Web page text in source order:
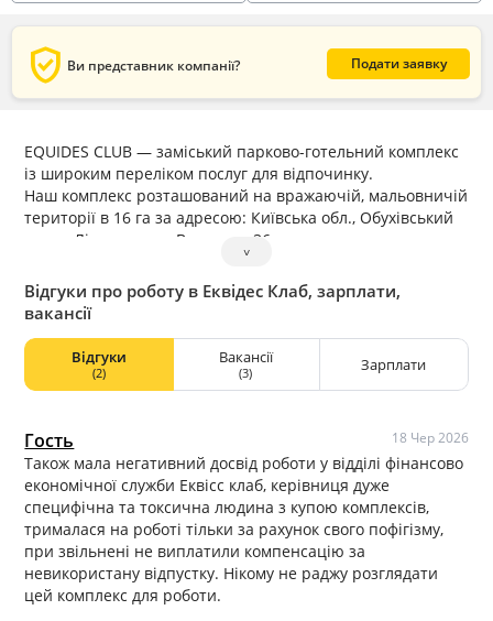
verified_user Ви представник компанії? Подати заявку
EQUIDES CLUB — заміський парково-готельний комплекс
із широким переліком послуг для відпочинку.
Наш комплекс розташований на вражаючій, мальовничій
території в 16 га за адресою: Київська обл., Обухівський
р-н, с. Лісники, вул. Вишнева, 36.
Така територія дає можливість сховатися від галасливого
мегаполісу і щодня наповнюватися силою природи.
Діяльність нашого комплексу охоплює кілька напрямків
(5 зірок) і Riders (3 зірки), Wellness центр із широким
спектром СПА-послуг, дві тренажерні зали, критий і
відкритий басейни, послуги конференц-холу для
верхової їзди, стрілецький клуб і гольф-центр.
Широкий простір для прогулянок створює особливу
атмосферу, адже приємно після смачних комплексних
обідів, у розпал робочого дня провести свою перерву на
терасі ресторану, на березі джерельного озера,
погодувавши лебедів, або на галявині, спостерігаючи за
тренуваннями академії верхової їзди. Для персоналу
існує програма лояльності: це знижки на ресторан і
˅
Відгуки про роботу в Еквідес Клаб, зарплати,
вакансії
Відгуки
(2)
Вакансії
(3) Зарплати
Гость 18 Чер 2026
Також мала негативний досвід роботи у відділі фінансово
економічної служби Еквісс клаб, керівниця дуже
специфічна та токсична людина з купою комплексів,
трималася на роботі тільки за рахунок свого пофігізму,
при звільнені не виплатили компенсацію за
невикористану відпустку. Нікому не раджу розглядати
цей комплекс для роботи.